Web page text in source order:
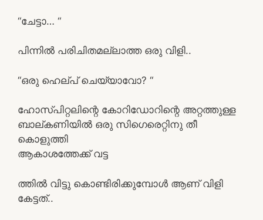
“ചേട്ടാ… “
പിന്നിൽ പരിചിതമല്ലാത്ത ഒരു വിളി..
“ഒരു ഹെല്പ് ചെയ്യാവോ? “
ഹോസ്പിറ്റലിന്റെ കോറിഡോറിന്റെ അറ്റത്തുള്ള
ബാല്കണിയിൽ ഒരു സിഗെരെറ്റിനു തീ
കൊളുത്തി
ആകാശത്തേക്ക് വട്ട
ത്തിൽ വിട്ടു കൊണ്ടിരിക്കുമ്പോൾ ആണ്‌ വിളി
കേട്ടത്..